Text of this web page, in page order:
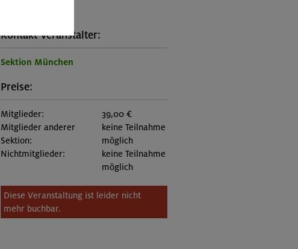
Kontakt Veranstalter:
Sektion München
Preise:
Mitglieder:
39,00 €
Mitglieder anderer
Sektion:
keine Teilnahme
möglich
Nichtmitglieder:
keine Teilnahme
möglich
Diese Veranstaltung ist leider nicht
mehr buchbar.